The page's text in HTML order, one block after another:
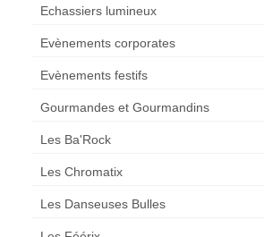
Echassiers lumineux
Evènements corporates
Evènements festifs
Gourmandes et Gourmandins
Les Ba'Rock
Les Chromatix
Les Danseuses Bulles